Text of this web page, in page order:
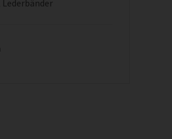
Lederbänder